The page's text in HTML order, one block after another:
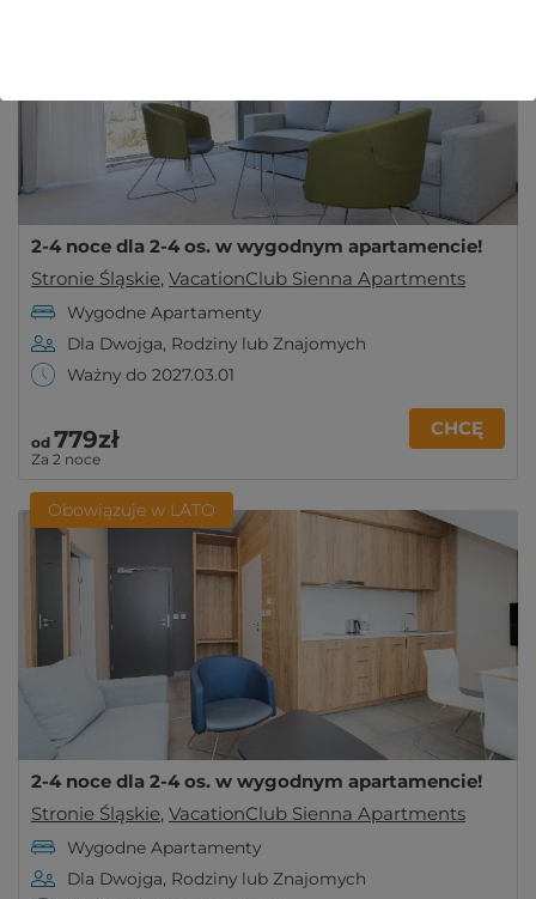
2-4 noce dla 2-4 os. w wygodnym apartamencie!
Stronie Śląskie, VacationClub Sienna Apartments
Wygodne Apartamenty
Dla Dwojga, Rodziny lub Znajomych
Ważny do 2027.03.01
od 779zł
Za 2 noce
CHCĘ
Obowiązuje w LATO
2-4 noce dla 2-4 os. w wygodnym apartamencie!
Stronie Śląskie, VacationClub Sienna Apartments
Wygodne Apartamenty
Dla Dwojga, Rodziny lub Znajomych